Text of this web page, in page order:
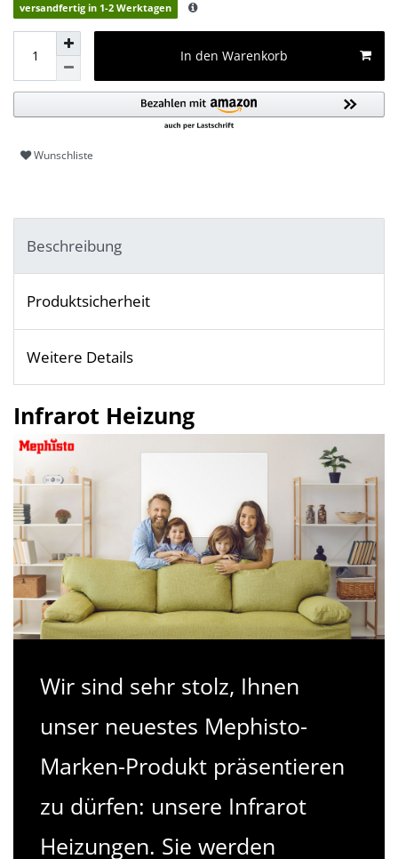
versandfertig in 1-2 Werktagen
In den Warenkorb
Wunschliste
Beschreibung
Produktsicherheit
Weitere Details
Infrarot Heizung
Wir sind sehr stolz, Ihnen
unser neuestes Mephisto-
Marken-Produkt präsentieren
zu dürfen: unsere Infrarot
Heizungen. Sie werden